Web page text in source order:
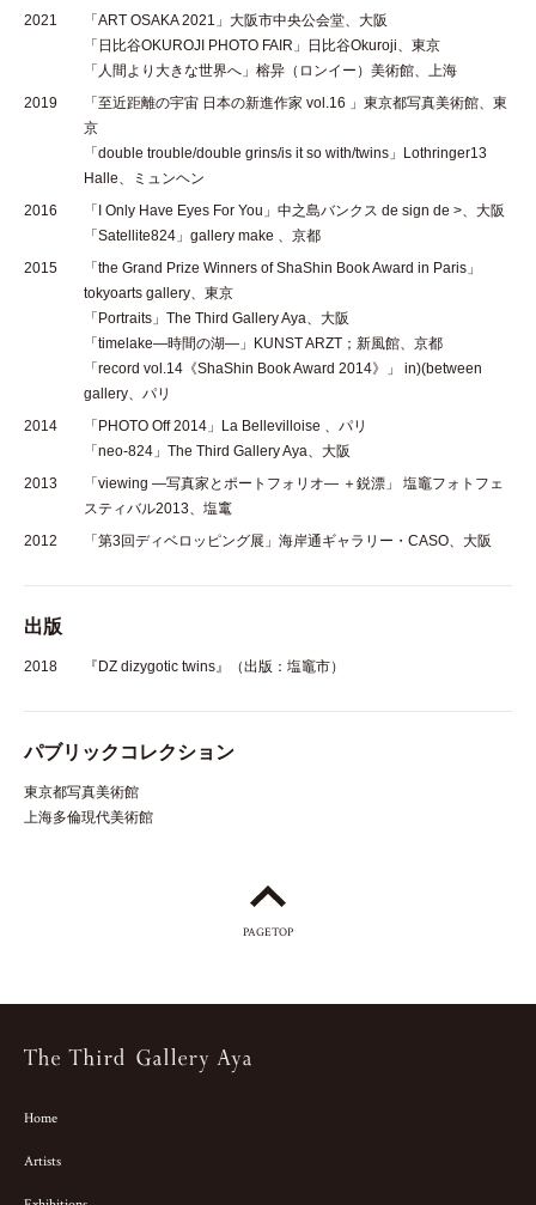
2021
「ART OSAKA 2021」大阪市中央公会堂、大阪
「日比谷OKUROJI PHOTO FAIR」日比谷Okuroji、東京
「人間より大きな世界へ」榕异（ロンイー）美術館、上海
2019
「至近距離の宇宙 日本の新進作家 vol.16 」東京都写真美術館、東
京
「double trouble/double grins/is it so with/twins」Lothringer13
Halle、ミュンヘン
2016
「I Only Have Eyes For You」中之島バンクス de sign de >、大阪
「Satellite824」gallery make 、京都
2015
「the Grand Prize Winners of ShaShin Book Award in Paris」
tokyoarts gallery、東京
「Portraits」The Third Gallery Aya、大阪
「timelake—時間の湖—」KUNST ARZT；新風館、京都
「record vol.14《ShaShin Book Award 2014》」 in)(between
gallery、パリ
2014
「PHOTO Off 2014」La Bellevilloise 、パリ
「neo-824」The Third Gallery Aya、大阪
2013
「viewing —写真家とポートフォリオ— ＋鋭漂」 塩竈フォトフェ
スティバル2013、塩竃
2012
「第3回ディベロッピング展」海岸通ギャラリー・CASO、大阪
出版
2018 『DZ dizygotic twins』（出版：塩竈市）
パブリックコレクション
東京都写真美術館
上海多倫現代美術館
PAGETOP
Home
Artists